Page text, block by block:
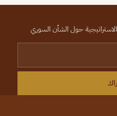
حول الشأن السوري